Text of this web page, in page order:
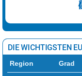
DIE WICHTIGSTEN
Region Grad